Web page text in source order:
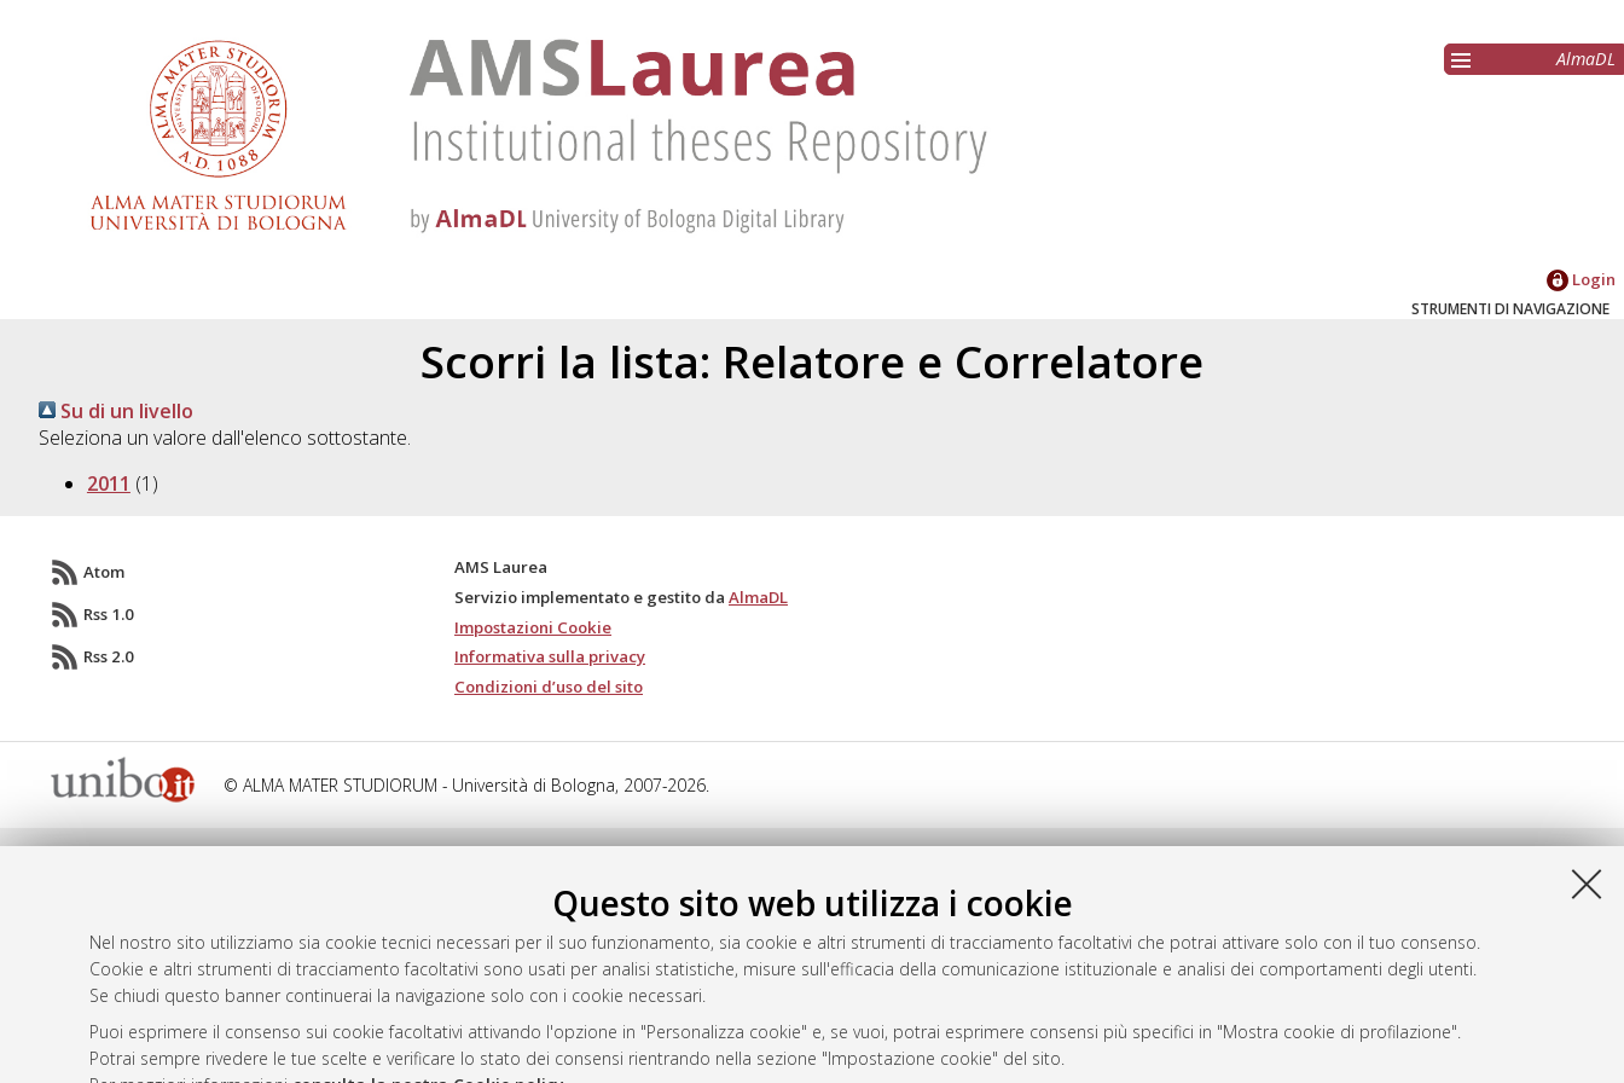
Questo sito web utilizza i cookie
Nel nostro sito utilizziamo sia cookie tecnici necessari per il suo funzionamento, sia cookie e altri strumenti di tracciamento facoltativi che potrai attivare solo con il tuo consenso.
Cookie e altri strumenti di tracciamento facoltativi sono usati per analisi statistiche, misure sull'efficacia della comunicazione istituzionale e analisi dei comportamenti degli utenti.
Se chiudi questo banner continuerai la navigazione solo con i cookie necessari.
Puoi esprimere il consenso sui cookie facoltativi attivando l'opzione in "Personalizza cookie" e, se vuoi, potrai esprimere consensi più specifici in "Mostra cookie di profilazione".
Potrai sempre rivedere le tue scelte e verificare lo stato dei consensi rientrando nella sezione "Impostazione cookie" del sito.
AlmaDL
Login
STRUMENTI DI NAVIGAZIONE
Scorri la lista: Relatore e Correlatore
Su di un livello
Seleziona un valore dall'elenco sottostante.
2011 (1)
Atom
Rss 1.0
Rss 2.0
AMS Laurea
Servizio implementato e gestito da AlmaDL
Impostazioni Cookie
Informativa sulla privacy
Condizioni d’uso del sito
© ALMA MATER STUDIORUM - Università di Bologna, 2007-2026.